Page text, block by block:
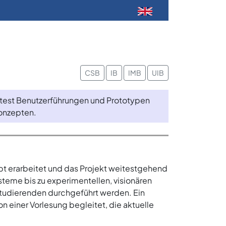
CSB IB IMB UIB
Benutzerführungen und Prototypen
erarbeitet und das Projekt weitestgehend
bis zu experimentellen, visionären
durchgeführt werden. Ein
einer Vorlesung begleitet, die aktuelle